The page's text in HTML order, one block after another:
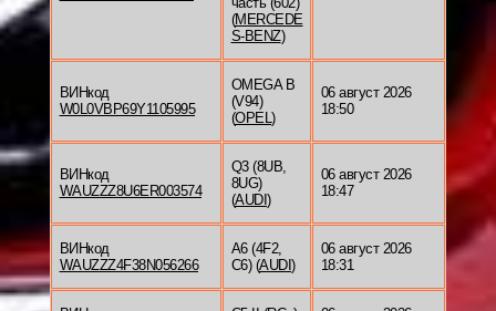
(MERCEDE
S-BENZ)
ВИНкод
W0L0VBP69Y1105995
OMEGA B
(V94)
(OPEL)
06 август 2026
18:50
ВИНкод
WAUZZZ8U6ER003574
Q3 (8UB,
8UG)
(AUDI )
06 август 2026
18:47
ВИНкод
WAUZZZ4F38N056266
A6 (4F2,
C6) (AUDI )
06 август 2026
18:31